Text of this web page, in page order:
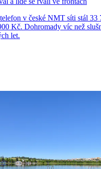
v české NMT síti stál 33
Kč. Dohromady víc než
let.